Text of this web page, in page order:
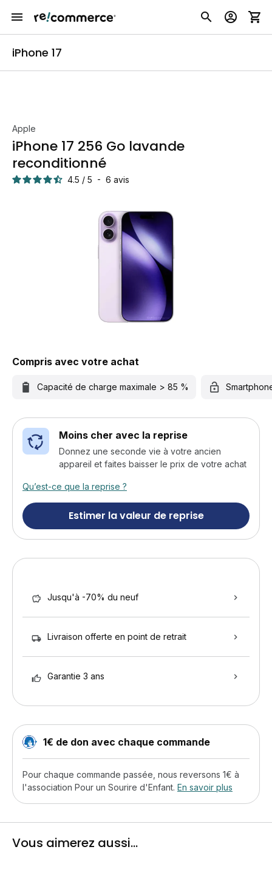
iPhone 17
Apple
iPhone 17 256 Go lavande
reconditionné
4.5 / 5 - 6 avis
Compris avec votre achat
Capacité de charge maximale > 85 %
Moins cher avec la reprise
Donnez une seconde vie à votre ancien
appareil et faites baisser le prix de votre achat
Qu’est-ce que la reprise ?
Estimer la valeur de reprise
Jusqu'à -70% du neuf
Livraison offerte en point de retrait
Garantie 3 ans
1€ de don avec chaque commande
Pour chaque commande passée, nous reversons 1€ à
l'association Pour un Sourire d'Enfant. En savoir plus
Vous aimerez aussi...